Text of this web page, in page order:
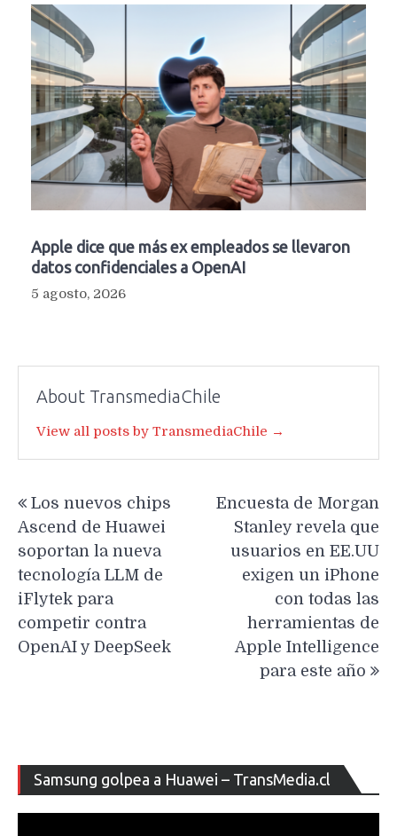
Apple dice que más ex empleados se llevaron
datos confidenciales a OpenAI
5 agosto, 2026
About TransmediaChile
View all posts by TransmediaChile →
de
entradas
Los nuevos chips
Ascend de Huawei
soportan la nueva
tecnología LLM de
iFlytek para
competir contra
OpenAI y DeepSeek
Encuesta de Morgan
Stanley revela que
usuarios en EE.UU
exigen un iPhone
con todas las
herramientas de
Apple Intelligence
para este año
Samsung golpea a Huawei – TransMedia.cl
de